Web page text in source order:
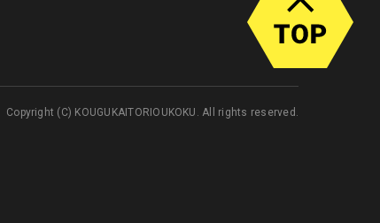
Copyright (C) KOUGUKAITORIOUKOKU. All rights reserved.